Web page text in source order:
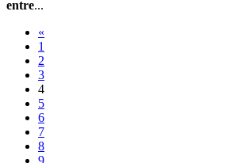
entre...
«
1
2
3
4
5
6
7
8
9